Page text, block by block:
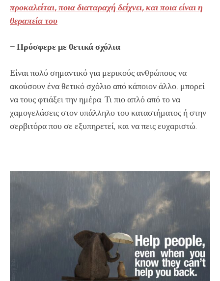
προκαλείται, ποια διαταραχή δείχνει, και ποια είναι η
θεραπεία του
– Πρόσφερε με θετικά σχόλια
Είναι πολύ σημαντικό για μερικούς ανθρώπους να
ακούσουν ένα θετικό σχόλιο από κάποιον άλλο, μπορεί
να τους φτιάξει την ημέρα. Τι πιο απλό από το να
χαμογελάσεις στον υπάλληλο του καταστήματος ή στην
σερβιτόρα που σε εξυπηρετεί, και να πεις ευχαριστώ.